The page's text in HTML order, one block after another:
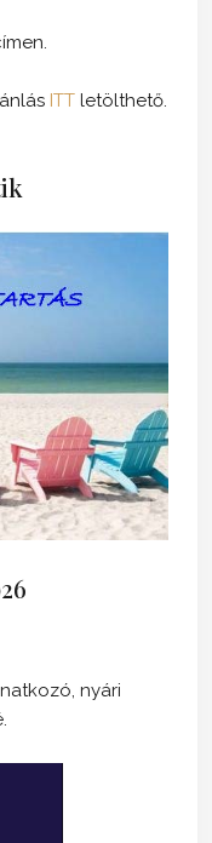
ITT letölthető.
nyári